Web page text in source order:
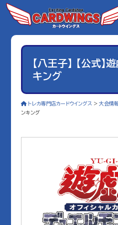
【八王子】 【公式
キング
トレカ専門店カードウイングス >大会情
ンキング